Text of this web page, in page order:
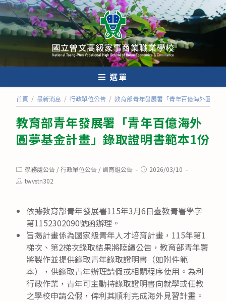
跳
轉
至
內
選單
首頁 / 最新消息 / 行政單位公告 / 教育部青年發展署「青年百億海外圓夢
教育部青年發展署「青年百億海外
圓夢基金計畫」錄取證明書範本1份
Post
category:
學務處公告 /行政單位公告 /訓育組公告
Post2026/03/10
Posttwvstn302
依據教育部青年發展署115年3月6日臺教青署學字
第1152302090號函辦理。
旨揭計畫係為國家級青年人才培育計畫，115年第1
梯次、第2梯次錄取結果將陸續公告，教育部青年署
將製作並提供錄取青年錄取證明書（如附件範
本），供錄取青年辦理請假或相關程序使用。為利
行政作業，青年可主動持錄取證明書向就學或任教
之學校申請公假，俾利其順利完成海外見習計畫。